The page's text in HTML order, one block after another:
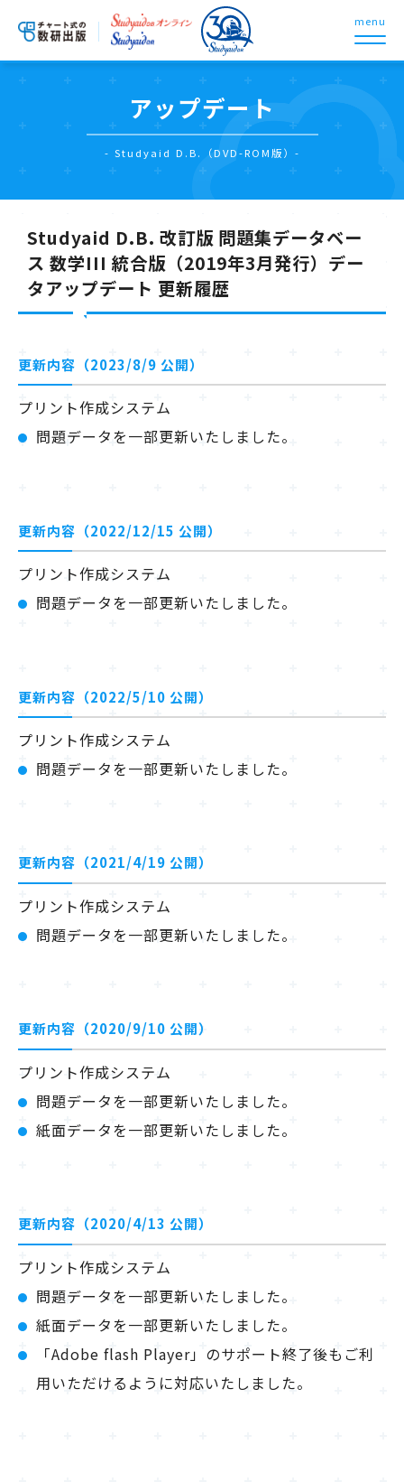
menu
アップデート
- Studyaid D.B.（DVD-ROM版）-
Studyaid D.B. 改訂版 問題集データベー
ス 数学III 統合版（2019年3月発行）デー
タアップデート 更新履歴
更新内容（2023/8/9 公開）
プリント作成システム
問題データを一部更新いたしました。
更新内容（2022/12/15 公開）
プリント作成システム
問題データを一部更新いたしました。
更新内容（2022/5/10 公開）
プリント作成システム
問題データを一部更新いたしました。
更新内容（2021/4/19 公開）
プリント作成システム
問題データを一部更新いたしました。
更新内容（2020/9/10 公開）
プリント作成システム
問題データを一部更新いたしました。
紙面データを一部更新いたしました。
更新内容（2020/4/13 公開）
プリント作成システム
問題データを一部更新いたしました。
紙面データを一部更新いたしました。
「Adobe flash Player」のサポート終了後もご利
用いただけるように対応いたしました。